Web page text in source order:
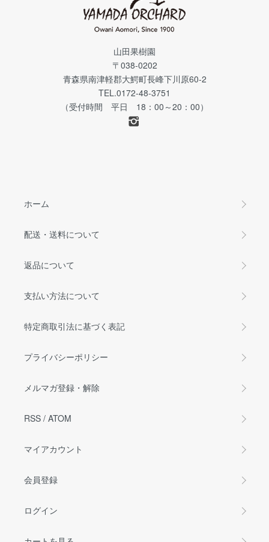
山田果樹園
〒038-0202
青森県南津軽郡大鰐町長峰下川原60-2
TEL.0172-48-3751
（受付時間 平日 18：00～20：00）
ホーム
配送・送料について
返品について
支払い方法について
特定商取引法に基づく表記
プライバシーポリシー
メルマガ登録・解除
RSS / ATOM
マイアカウント
会員登録
ログイン